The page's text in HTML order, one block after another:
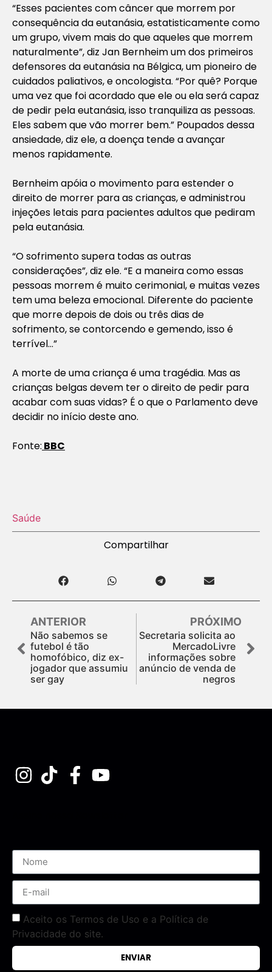
“Esses pacientes com câncer que morrem por
consequência da eutanásia, estatisticamente como
um grupo, vivem mais do que aqueles que morrem
naturalmente”, diz Jan Bernheim um dos primeiros
defensores da eutanásia na Bélgica, um pioneiro de
cuidados paliativos, e oncologista. “Por quê? Porque
uma vez que foi acordado que ele ou ela será capaz
de pedir pela eutanásia, isso tranquiliza as pessoas.
Eles sabem que vão morrer bem.” Poupados dessa
ansiedade, diz ele, a doença tende a avançar
menos rapidamente.
Bernheim apóia o movimento para estender o
direito de morrer para as crianças, e administrou
injeções letais para pacientes adultos que pediram
pela eutanásia.
“O sofrimento supera todas as outras
considerações”, diz ele. “E a maneira como essas
pessoas morrem é muito cerimonial, e muitas vezes
tem uma beleza emocional. Diferente do paciente
que morre depois de dois ou três dias de
sofrimento, se contorcendo e gemendo, isso é
terrível…”
A morte de uma criança é uma tragédia. Mas as
crianças belgas devem ter o direito de pedir para
acabar com suas vidas? É o que o Parlamento deve
decidir no início deste ano.
Fonte: BBC
Saúde
Compartilhar
ANTERIOR
Não sabemos se
futebol é tão
homofóbico, diz ex-
jogador que assumiu
ser gay
PRÓXIMO
Secretaria solicita ao
MercadoLivre
informações sobre
anúncio de venda de
negros
Aceito os Termos de Uso e a Política de
Privacidade do site.
ENVIAR